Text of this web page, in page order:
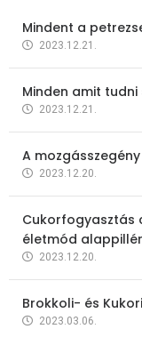
Mindent a
2023.12.21.
Minden amit
2023.12.21.
A
2023.12.20.
Cukorfogyasztás
életmód
2023.12.20.
Brokkoli- és
2023.03.06.